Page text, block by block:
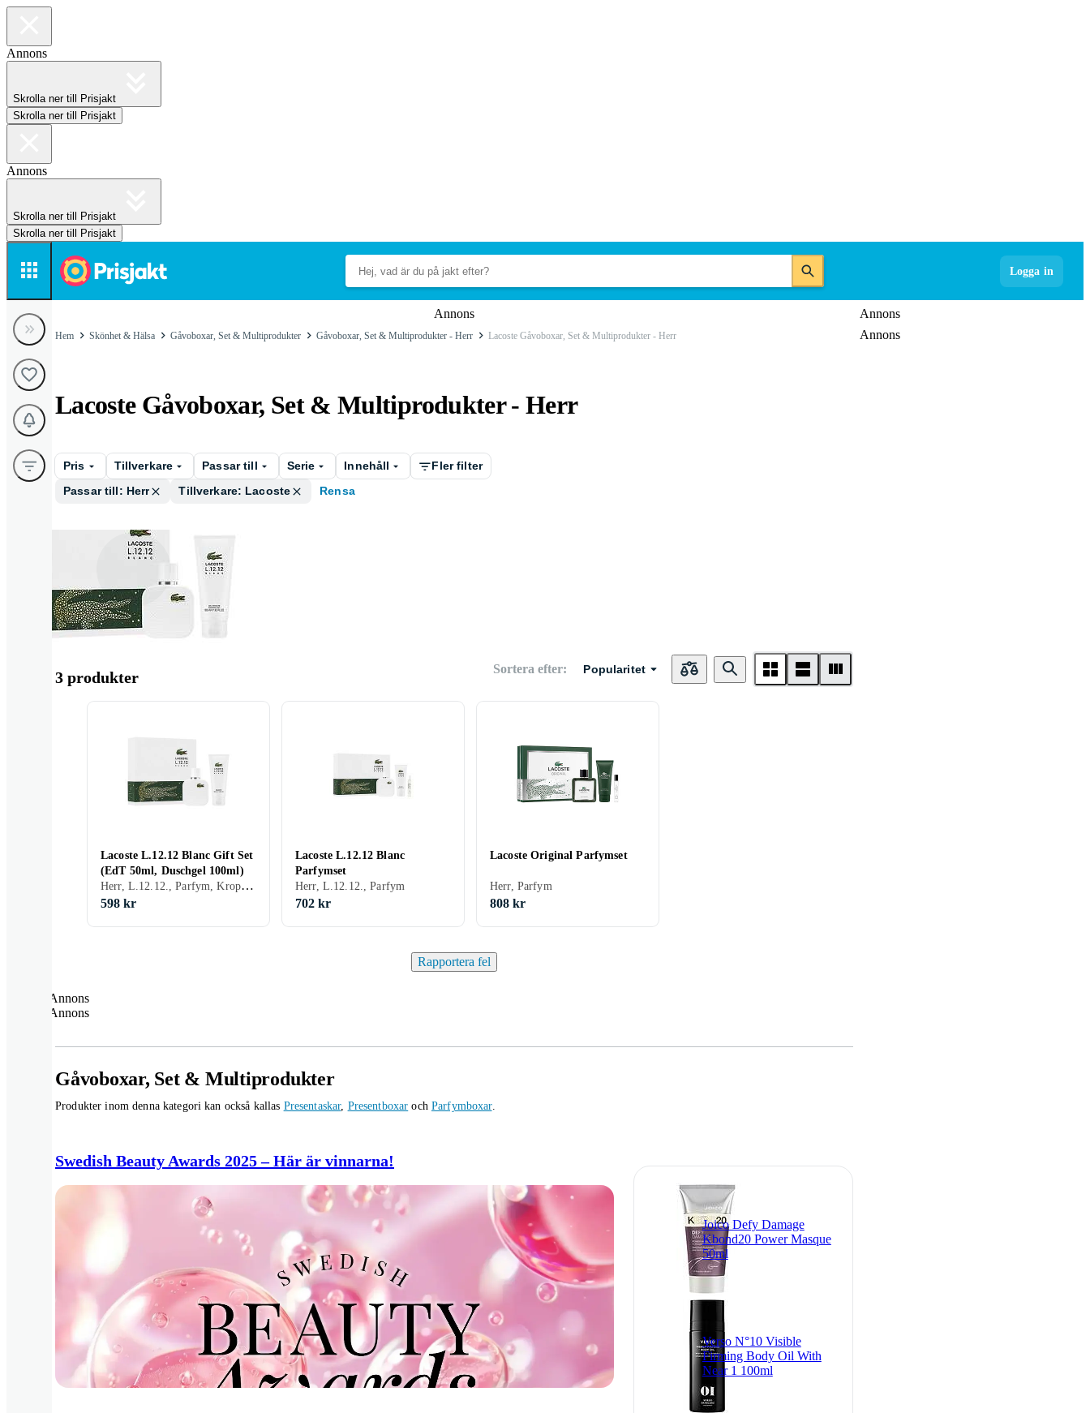
Annons
Skrolla ner till Prisjakt
Skrolla ner till Prisjakt
Annons
Skrolla ner till Prisjakt
Skrolla ner till Prisjakt
Logga in
Annons
Annons
Annons
Hem Skönhet & Hälsa Gåvoboxar, Set & Multiprodukter Gåvoboxar, Set & Multiprodukter - Herr Lacoste Gåvoboxar, Set & Multiprodukter - Herr
Lacoste Gåvoboxar, Set & Multiprodukter - Herr
Pris Tillverkare Passar till Serie Innehåll
Fler filter
Passar till: Herr
Tillverkare: Lacoste Rensa
L . 12 . 12 .
3 produkter Sortera efter: Popularitet
Lacoste L.12.12 Blanc Gift Set
(EdT 50ml, Duschgel 100ml)
Herr, L.12.12., Parfym, Kroppsvård
598 kr
Lacoste L.12.12 Blanc
Parfymset
Herr, L.12.12., Parfym
702 kr
Lacoste Original Parfymset
Herr, Parfym
808 kr
Rapportera fel
Annons
Annons
Gåvoboxar, Set & Multiprodukter
Produkter inom denna kategori kan också kallas Presentaskar, Presentboxar och Parfymboxar.
Swedish Beauty Awards 2025 – Här är vinnarna!
Joico Defy Damage
Kbond20 Power Masque
50ml
Verso N°10 Visible
Firming Body Oil With
Near 1 100ml